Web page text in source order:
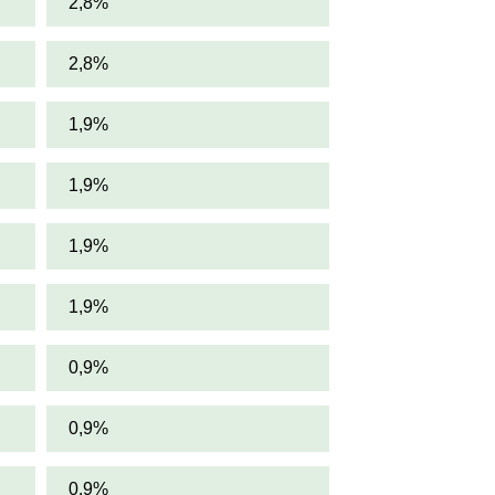
2,8%
1,9%
1,9%
1,9%
1,9%
0,9%
0,9%
0,9%